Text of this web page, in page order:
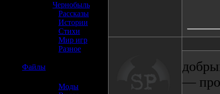
Чернобыль
Рассказы
Истории
Стихи
Мир игр
Разное
Файлы
Моды
—